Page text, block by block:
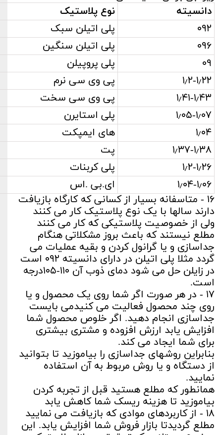
دانسیته
نوع پلاستیک
۰۹۲
پلی اتیلن سبک
۰۹۶
پلی اتیلن سنگین
۰۹
پلی پروپیلن
۱٫۲-۱٫۲۲
پی وی سی نرم
۱٫۴۱-۱٫۴۳
پی وی سی سخت
۱٫۰۵-۱٫۰۷
پلی استایرن
۱٫۰۴
های ایمپکت
۱٫۳۷-۱٫۳۸
پت
۱٫۲-۱٫۲۶
پلی کربنات
۱٫۰۴-۱٫۰۶
ای.بی .اس
۱۶ - متاسفانه بسیار از کسانی که کارگاه بازیافت
دارند سالها با یک نوع پلاستیک کار می کنند
ولی از خصوصیت پلاستیکی که کار می کنند
مطلع نیستند که باعث بروز مشکلاتی هنگام
جداسازی و یا گرانول کردن و بقیه عملیات می
گردد مثلا پلی اتیلن در دارای دانسیته ۰۹۲ است
در زایلن حل می شود دمای ذوب آن ۱۱۰-۱۰۵درجه
است.
۱۷ - در هر صورت اگر شما روی یک محصول و یا
روی چند محصول فعالیت می کنیدمی بایست
جداسازی انجام دهید. اگر خلوص محصول شما
افزایش یابد ارزش افزوده و مشتری بیشتری
برای شما ایجاد می کند.
بنابراین روشهای جداسازی را بیاموزید تا بتوانید
از دستگاه و یا روش مربوط به آن استفاده
نمایید.
همانطور که مطلع هستید قبل از تجربه کردن
بیاموزید تا هزینه ریسک شما کاهش یابد
۱۸ - از کاربردهای موادی که بازیافت می نمایید
مطلع گردیدتا بازار فروش شما افزایش یابد. این